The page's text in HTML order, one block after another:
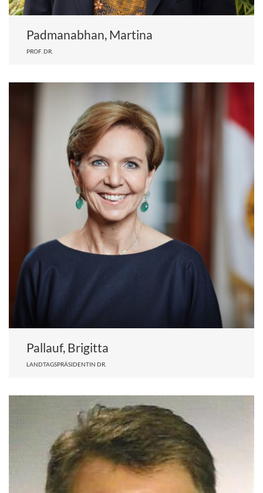
Padmanabhan, Martina
PROF. DR.
Pallauf, Brigitta
LANDTAGSPRÄSIDENTIN DR.